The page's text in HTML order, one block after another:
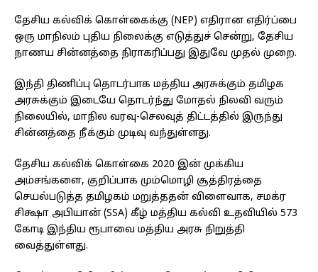
தேசிய கல்விக் கொள்கைக்கு (NEP) எதிரான எதிர்ப்பை
ஒரு மாநிலம் புதிய நிலைக்கு எடுத்துச் சென்று, தேசிய
நாணய சின்னத்தை நிராகரிப்பது இதுவே முதல் முறை.
இந்தி திணிப்பு தொடர்பாக மத்திய அரசுக்கும் தமிழக
அரசுக்கும் இடையே தொடர்ந்து மோதல் நிலவி வரும்
நிலையில், மாநில வரவு-செலவுத் திட்டத்தில் இருந்து ₹
சின்னத்தை நீக்கும் முடிவு வந்துள்ளது.
தேசிய கல்விக் கொள்கை 2020 இன் முக்கிய
அம்சங்களை, குறிப்பாக மும்மொழி சூத்திரத்தை
செயல்படுத்த தமிழகம் மறுத்ததன் விளைவாக, சமக்ர
சிக்ஷா அபியான் (SSA) கீழ் மத்திய கல்வி உதவியில் 573
கோடி இந்திய ரூபாவை மத்திய அரசு நிறுத்தி
வைத்துள்ளது.